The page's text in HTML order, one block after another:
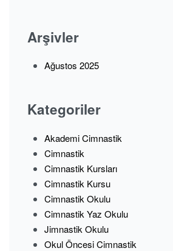
Arşivler
Ağustos 2025
Kategoriler
Akademi Cimnastik
Cimnastik
Cimnastik Kursları
Cimnastik Kursu
Cimnastik Okulu
Cimnastik Yaz Okulu
Jimnastik Okulu
Okul Öncesi Cimnastik